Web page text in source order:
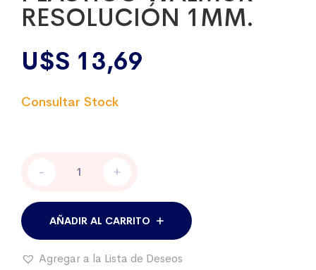
RESOLUCIÓN 1MM.
U$S 13,69
WALMUR
-
RESOLUCIÓN
cantidad
- +
AÑADIR AL CARRITO
Agregar a la Lista de Deseos